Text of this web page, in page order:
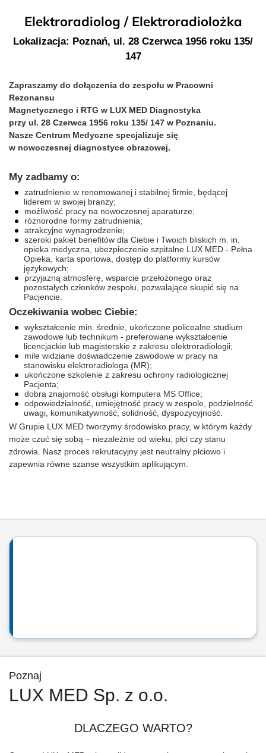
Elektroradiolog / Elektroradiolożka
Lokalizacja: Poznań, ul. 28 Czerwca 1956 roku 135/
147
Zapraszamy do dołączenia do zespołu w Pracowni
Rezonansu
Magnetycznego i RTG w LUX MED Diagnostyka
przy ul. 28 Czerwca 1956 roku 135/ 147 w Poznaniu.
Nasze Centrum Medyczne specjalizuje się
w nowoczesnej diagnostyce obrazowej.
My zadbamy o:
zatrudnienie w renomowanej i stabilnej firmie, będącej
liderem w swojej branży;
możliwość pracy na nowoczesnej aparaturze;
różnorodne formy zatrudnienia;
atrakcyjne wynagrodzenie;
szeroki pakiet benefitów dla Ciebie i Twoich bliskich m. in.
opieka medyczna, ubezpieczenie szpitalne LUX MED - Pełna
Opieka, karta sportowa, dostęp do platformy kursów
językowych;
przyjazną atmosferę, wsparcie przełożonego oraz
pozostałych członków zespołu, pozwalające skupić się na
Pacjencie.
Oczekiwania wobec Ciebie:
wykształcenie min. średnie, ukończone policealne studium
zawodowe lub technikum - preferowane wykształcenie
licencjackie lub magisterskie z zakresu elektroradiologii;
mile widziane doświadczenie zawodowe w pracy na
stanowisku elektroradiologa (MR);
ukończone szkolenie z zakresu ochrony radiologicznej
Pacjenta;
dobra znajomość obsługi komputera MS Office;
odpowiedzialność, umiejętność pracy w zespole, podzielność
uwagi, komunikatywność, solidność, dyspozycyjność.
W Grupie LUX MED tworzymy środowisko pracy, w którym każdy
może czuć się sobą – niezależnie od wieku, płci czy stanu
zdrowia. Nasz proces rekrutacyjny jest neutralny płciowo i
zapewnia równe szanse wszystkim aplikującym.
Poznaj
LUX MED Sp. z o.o.
DLACZEGO WARTO?